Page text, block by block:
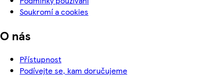
Soukromí a cookies
O nás
Přístupnost
Podívejte se, kam doručujeme